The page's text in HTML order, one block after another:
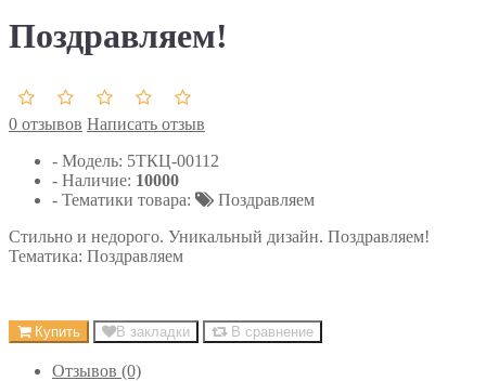
Поздравляем!
0 отзывов Написать отзыв
- Модель: 5ТКЦ-00112
- Наличие: 10000
- Тематики товара:
Поздравляем
Стильно и недорого. Уникальный дизайн. Поздравляем!
Тематика: Поздравляем
Купить В закладки В сравнение
Отзывов (0)